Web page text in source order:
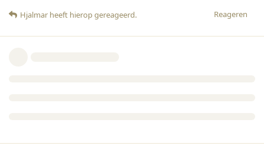
Reageren
Hjalmar heeft hierop gereageerd.